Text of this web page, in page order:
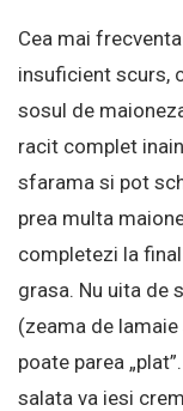
Cea mai
insuficient scurs,
sosul de
racit complet
sfarama si pot
prea multa
completezi la
grasa. Nu uita de
(zeama de
poate parea
salata va iesi